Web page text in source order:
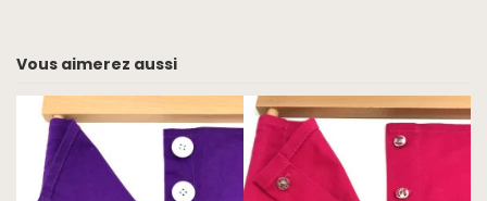
Vous aimerez aussi